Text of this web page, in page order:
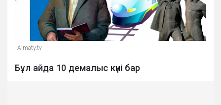
Almaty.tv
Бұл айда 10 демалыс күні бар